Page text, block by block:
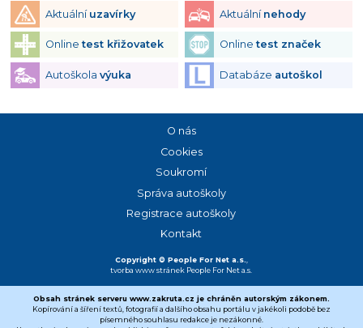
Aktuální uzavírky Aktuální nehody
Onlinetest křižovatek Onlinetest značek
Autoškola výuka Databáze autoškol
Copyright © People For Net a.s.
tvorba www stránek People For Net a.s.
O nás
Cookies
Soukromí
Správa autoškoly
Registrace autoškoly
Kontakt
Obsah stránek serveru www.zakruta.cz je chráněn autorským zákonem.
Kopírování a šíření textů, fotografií a dalšího obsahu portálu v jakékoli podobě bez
písemného souhlasu redakce je nezákonné.